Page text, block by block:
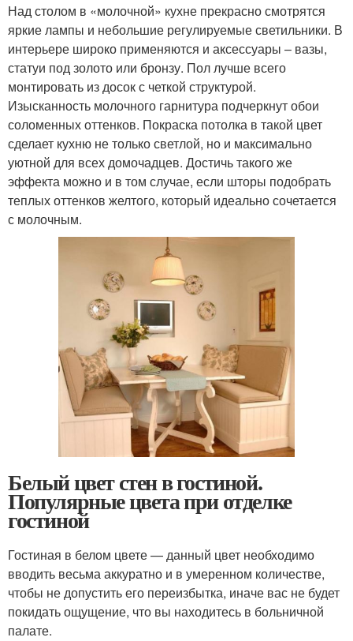
Над столом в «молочной» кухне прекрасно смотрятся
яркие лампы и небольшие регулируемые светильники. В
интерьере широко применяются и аксессуары – вазы,
статуи под золото или бронзу. Пол лучше всего
монтировать из досок с четкой структурой.
Изысканность молочного гарнитура подчеркнут обои
соломенных оттенков. Покраска потолка в такой цвет
сделает кухню не только светлой, но и максимально
уютной для всех домочадцев. Достичь такого же
эффекта можно и в том случае, если шторы подобрать
теплых оттенков желтого, который идеально сочетается
с молочным.
Белый цвет стен в гостиной.
Популярные цвета при отделке
гостиной
Гостиная в белом цвете — данный цвет необходимо
вводить весьма аккуратно и в умеренном количестве,
чтобы не допустить его переизбытка, иначе вас не будет
покидать ощущение, что вы находитесь в больничной
палате.